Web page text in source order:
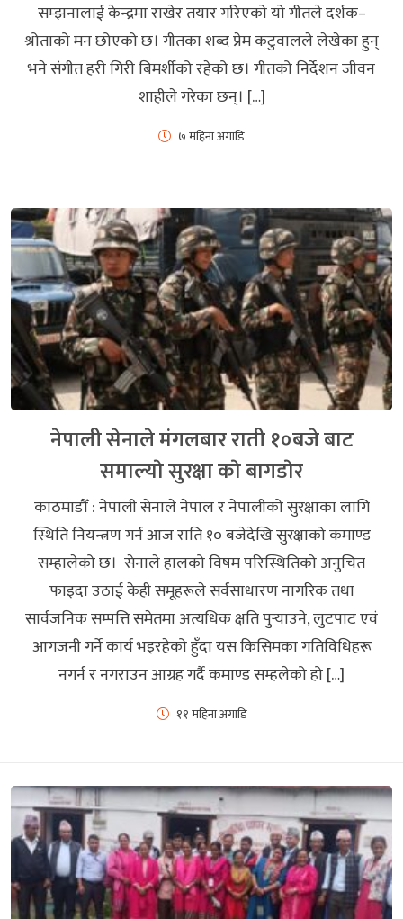
सम्झनालाई केन्द्रमा राखेर तयार गरिएको यो गीतले दर्शक–
श्रोताको मन छोएको छ। गीतका शब्द प्रेम कटुवालले लेखेका हुन्
भने संगीत हरी गिरी बिमर्शीको रहेको छ। गीतको निर्देशन जीवन
शाहीले गरेका छन्। […]
७ महिना अगाडि
नेपाली सेनाले मंगलबार राती १०बजे बाट
समाल्याे सुरक्षा काे बागडाेर
काठमाडौँ : नेपाली सेनाले नेपाल र नेपालीको सुरक्षाका लागि
स्थिति नियन्त्रण गर्न आज राति १० बजेदेखि सुरक्षाको कमाण्ड
सम्हालेको छ। सेनाले हालको विषम परिस्थितिको अनुचित
फाइदा उठाई केही समूहरूले सर्वसाधारण नागरिक तथा
सार्वजनिक सम्पत्ति समेतमा अत्यधिक क्षति पुर्‍याउने, लुटपाट एवं
आगजनी गर्ने कार्य भइरहेको हुँदा यस किसिमका गतिविधिहरू
नगर्न र नगराउन आग्रह गर्दै कमाण्ड सम्हलेको हो […]
११ महिना अगाडि